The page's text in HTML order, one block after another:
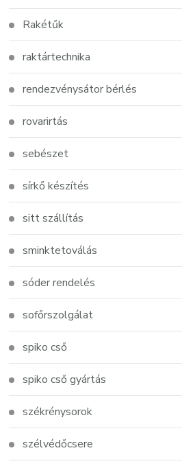
Rakétűk
raktártechnika
rendezvénysátor bérlés
rovarirtás
sebészet
sírkő készítés
sitt szállítás
sminktetoválás
sóder rendelés
sofőrszolgálat
spiko cső
spiko cső gyártás
székrénysorok
szélvédőcsere